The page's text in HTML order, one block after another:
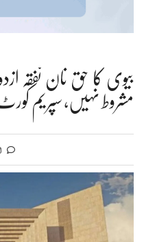
بیوی کا حق نان نفقہ
مشروط نہیں، سپریم
0 تبصرے